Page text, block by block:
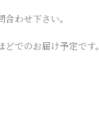
わせ下さい。
でのお届け予定です。